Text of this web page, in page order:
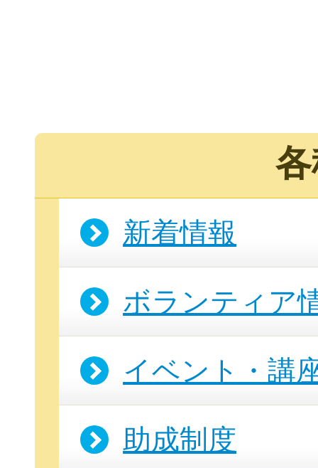
新着情報
ボランティア
イベント・講
助成制度